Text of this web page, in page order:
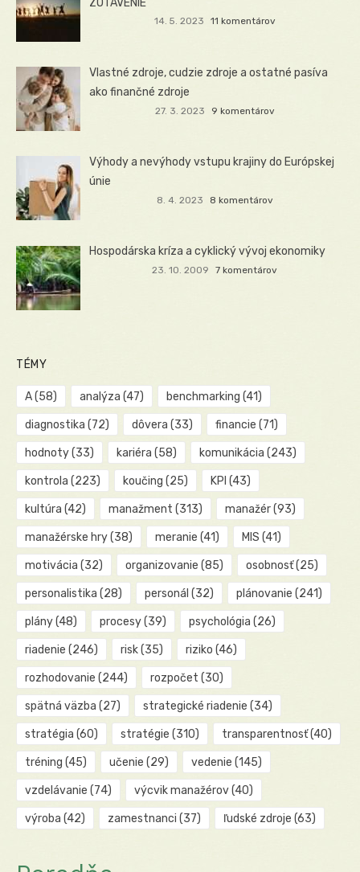
14. 5. 2023 11 komentárov
Vlastné zdroje, cudzie zdroje a ostatné pasíva
ako finančné zdroje
27. 3. 2023 9 komentárov
Výhody a nevýhody vstupu krajiny do Európskej
únie
8. 4. 2023 8 komentárov
Hospodárska kríza a cyklický vývoj ekonomiky
23. 10. 2009 7 komentárov
TÉMY
A(58) analýza (47) benchmarking (41)
diagnostika (72) dôvera (33) financie (71)
hodnoty(33) kariéra (58) komunikácia (243)
kontrola (223) koučing (25) KPI (43)
kultúra (42) manažment (313) manažér(93)
manažérske hry(38) meranie (41) MIS (41)
motivácia (32) organizovanie (85) osobnosť(25)
personalistika (28) personál (32) plánovanie (241)
plány(48) procesy(39) psychológia (26)
riadenie (246) risk(35) riziko (46)
rozhodovanie (244) rozpočet (30)
spätná väzba (27) strategické riadenie (34)
stratégia (60) stratégie (310) transparentnosť(40)
tréning (45) učenie (29) vedenie (145)
vzdelávanie (74) výcvik manažérov(40)
výroba (42) zamestnanci (37) ľudské zdroje (63)